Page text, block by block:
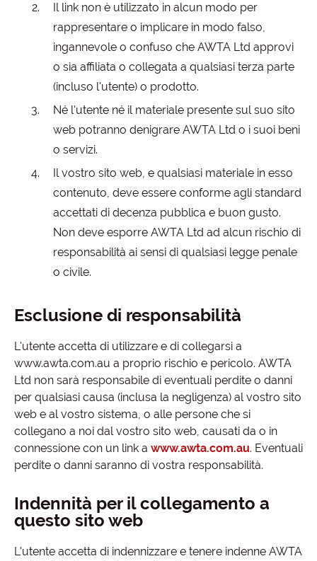
Il link non è utilizzato in alcun modo per
rappresentare o implicare in modo falso,
ingannevole o confuso che AWTA Ltd approvi
o sia affiliata o collegata a qualsiasi terza parte
(incluso l'utente) o prodotto.
Né l'utente né il materiale presente sul suo sito
web potranno denigrare AWTA Ltd o i suoi beni
o servizi.
Il vostro sito web, e qualsiasi materiale in esso
contenuto, deve essere conforme agli standard
accettati di decenza pubblica e buon gusto.
Non deve esporre AWTA Ltd ad alcun rischio di
responsabilità ai sensi di qualsiasi legge penale
o civile.
Esclusione di responsabilità
L'utente accetta di utilizzare e di collegarsi a
www.awta.com.au a proprio rischio e pericolo. AWTA
Ltd non sarà responsabile di eventuali perdite o danni
per qualsiasi causa (inclusa la negligenza) al vostro sito
web e al vostro sistema, o alle persone che si
collegano a noi dal vostro sito web, causati da o in
connessione con un link a www.awta.com.au. Eventuali
perdite o danni saranno di vostra responsabilità.
Indennità per il collegamento a
questo sito web
L'utente accetta di indennizzare e tenere indenne AWTA